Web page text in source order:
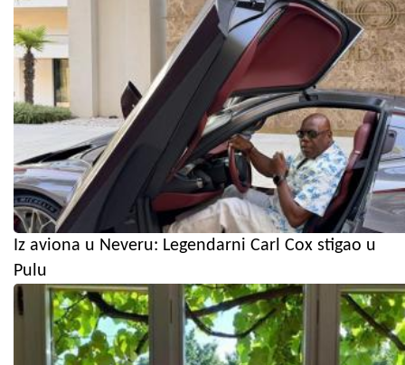
Iz aviona u Neveru: Legendarni Carl Cox stigao u
Pulu